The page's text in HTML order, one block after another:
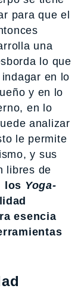
para que el
una
lo que
en lo
y en lo
en lo
analizar
le permite
y sus
libres de
los Yoga-
esencia